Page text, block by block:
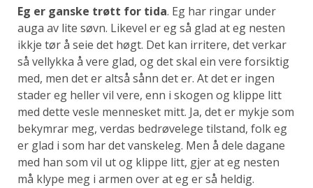
Eg er ganske trøtt for tida. Eg har ringar under
auga av lite søvn. Likevel er eg så glad at eg nesten
ikkje tør å seie det høgt. Det kan irritere, det verkar
så vellykka å vere glad, og det skal ein vere forsiktig
med, men det er altså sånn det er. At det er ingen
stader eg heller vil vere, enn i skogen og klippe litt
med dette vesle mennesket mitt. Ja, det er mykje som
bekymrar meg, verdas bedrøvelege tilstand, folk eg
er glad i som har det vanskeleg. Men å dele dagane
med han som vil ut og klippe litt, gjer at eg nesten
må klype meg i armen over at eg er så heldig.